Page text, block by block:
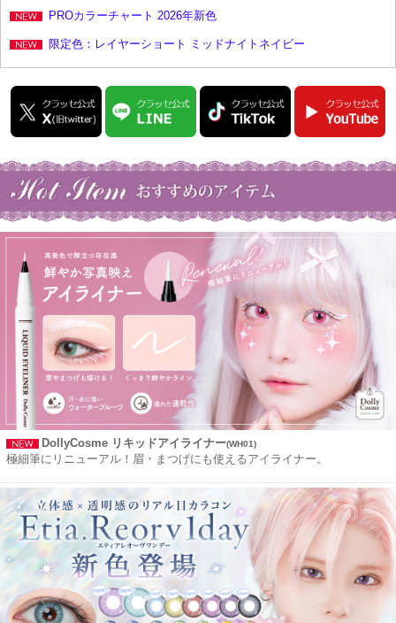
PROカラーチャート 2026年新色
限定色：レイヤーショート ミッドナイトネイビー
DollyCosme リキッドアイライナー(WH01)
極細筆にリニューアル！眉・まつげにも使えるアイライナー。